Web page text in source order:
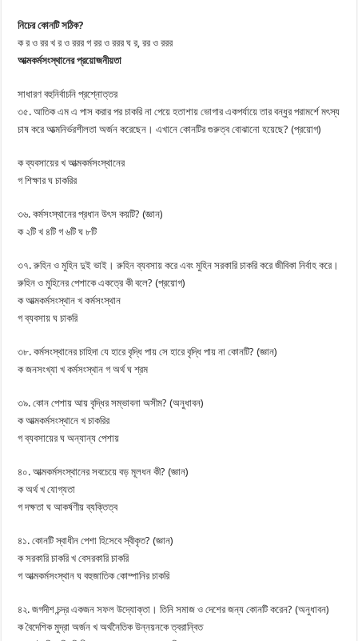
নিচের কোনটি সঠিক?
ক র ও রর খ র ও ররর গ রর ও ররর ঘ র, রর ও ররর
আত্মকর্মসংস্থানের প্রয়োজনীয়তা
সাধারণ বহুনির্বাচনি প্রশ্নোত্তর
৩৫. আতিক এম এ পাস করার পর চাকরি না পেয়ে হতাশায় ভোগার একপর্যায়ে তার বন্ধুর পরামর্শে মৎস্য
চাষ করে আত্মনির্ভরশীলতা অর্জন করেছেন। এখানে কোনটির গুরুত্ব বোঝানো হয়েছে? (প্রয়োগ)
ক ব্যবসায়ের খ আত্মকর্মসংস্থানের
গ শিক্ষার ঘ চাকরির
৩৬. কর্মসংস্থানের প্রধান উৎস কয়টি? (জ্ঞান)
ক ২টি খ ৪টি গ ৬টি ঘ ৮টি
৩৭. রুহিন ও মুহিন দুই ভাই। রুহিন ব্যবসায় করে এবং মুহিন সরকারি চাকরি করে জীবিকা নির্বাহ করে।
রুহিন ও মুহিনের পেশাকে একত্রে কী বলে? (প্রয়োগ)
ক আত্মকর্মসংস্থান খ কর্মসংস্থান
গ ব্যবসায় ঘ চাকরি
৩৮. কর্মসংস্থানের চাহিদা যে হারে বৃদ্ধি পায় সে হারে বৃদ্ধি পায় না কোনটি? (জ্ঞান)
ক জনসংখ্যা খ কর্মসংস্থান গ অর্থ ঘ শ্রম
৩৯. কোন পেশায় আয় বৃদ্ধির সম্ভাবনা অসীম? (অনুধাবন)
ক আত্মকর্মসংস্থানে খ চাকরির
গ ব্যবসায়ের ঘ অন্যান্য পেশায়
৪০. আত্মকর্মসংস্থানের সবচেয়ে বড় মূলধন কী? (জ্ঞান)
ক অর্থ খ যোগ্যতা
গ দক্ষতা ঘ আকর্ষণীয় ব্যক্তিত্ব
৪১. কোনটি স্বাধীন পেশা হিসেবে স্বীকৃত? (জ্ঞান)
ক সরকারি চাকরি খ বেসরকারি চাকরি
গ আত্মকর্মসংস্থান ঘ বহুজাতিক কোম্পানির চাকরি
৪২. জগদীশ চন্দ্র একজন সফল উদ্যোক্তা। তিনি সমাজ ও দেশের জন্য কোনটি করেন? (অনুধাবন)
ক বৈদেশিক মুদ্রা অর্জন খ অর্থনৈতিক উন্নয়নকে ত্বরান্বিত